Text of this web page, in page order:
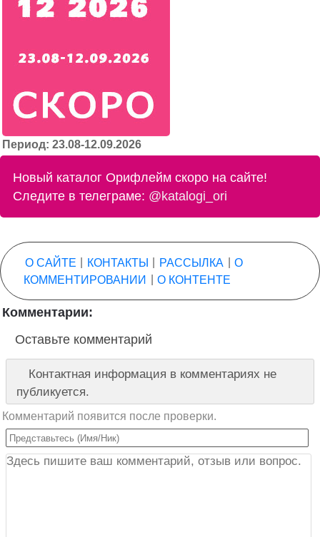
Период: 23.08-12.09.2026
Новый каталог Орифлейм скоро на сайте!
Следите в телеграме: @katalogi_ori
О САЙТЕ КОНТАКТЫ РАССЫЛКА
О
КОММЕНТИРОВАНИИ
О КОНТЕНТЕ
Комментарии:
Оставьте комментарий
Контактная информация в комментариях не
публикуется.
Комментарий появится после проверки.